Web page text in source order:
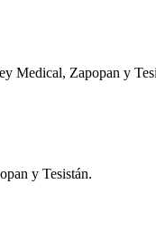
Medical, Zapopan y
y Tesistán.